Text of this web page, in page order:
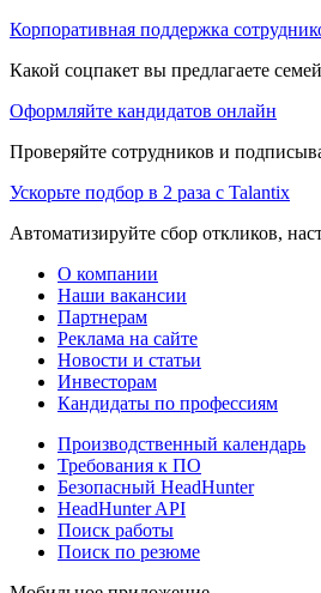
Корпоративная поддержка
Какой соцпакет вы предлагаете
Оформляйте кандидатов онлайн
Проверяйте сотрудников и
Ускорьте подбор в 2 раза с Talantix
Автоматизируйте сбор откликов,
О компании
Наши вакансии
Партнерам
Реклама на сайте
Новости и статьи
Инвесторам
Кандидаты по профессиям
Производственный календарь
Требования к ПО
Безопасный HeadHunter
HeadHunter API
Поиск работы
Поиск по резюме